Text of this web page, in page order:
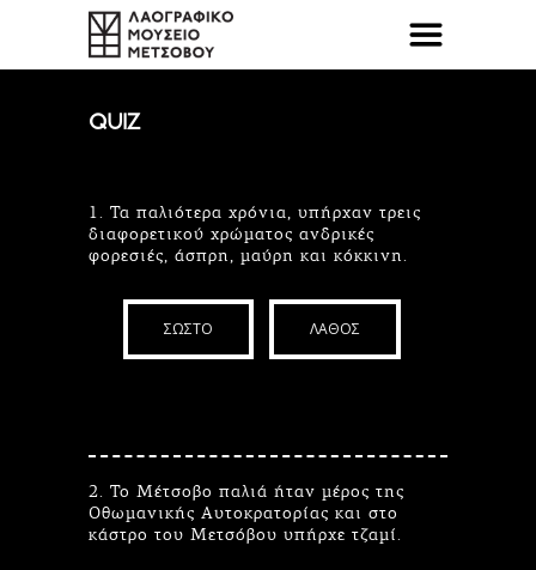
QUIZ
1. Τα παλιότερα χρόνια, υπήρχαν τρεις
διαφορετικού χρώματος ανδρικές
φορεσιές, άσπρη, μαύρη και κόκκινη.
ΣΩΣΤΟ ΛΑΘΟΣ
2. Το Μέτσοβο παλιά ήταν μέρος της
Οθωμανικής Αυτοκρατορίας και στο
κάστρο του Μετσόβου υπήρχε τζαμί.